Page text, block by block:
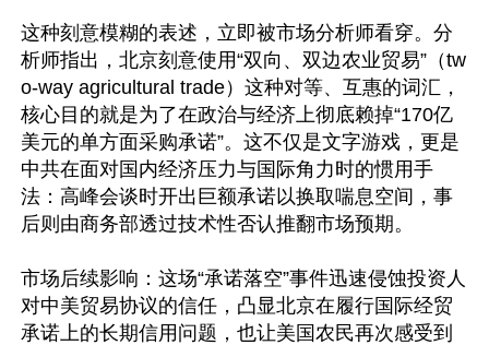
这种刻意模糊的表述，立即被市场分析师看穿。分
析师指出，北京刻意使用“双向、双边农业贸易”（tw
o-way agricultural trade）这种对等、互惠的词汇，
核心目的就是为了在政治与经济上彻底赖掉“170亿
美元的单方面采购承诺”。这不仅是文字游戏，更是
中共在面对国内经济压力与国际角力时的惯用手
法：高峰会谈时开出巨额承诺以换取喘息空间，事
后则由商务部透过技术性否认推翻市场预期。
市场后续影响：这场“承诺落空”事件迅速侵蚀投资人
对中美贸易协议的信任，凸显北京在履行国际经贸
承诺上的长期信用问题，也让美国农民再次感受到